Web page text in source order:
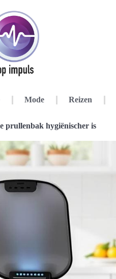
Mode Reizen
prullenbak hygiënischer is